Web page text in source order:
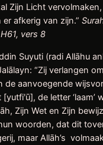
Zijn Licht
afkerig van zijn.”
vers 8
Suyuti (radi Allāhu
“Zij verlangen
de aanvoegende
de letter ‘laam’
Zijn Wet en Zijn
woorden, dat dit
maar Allāh’s